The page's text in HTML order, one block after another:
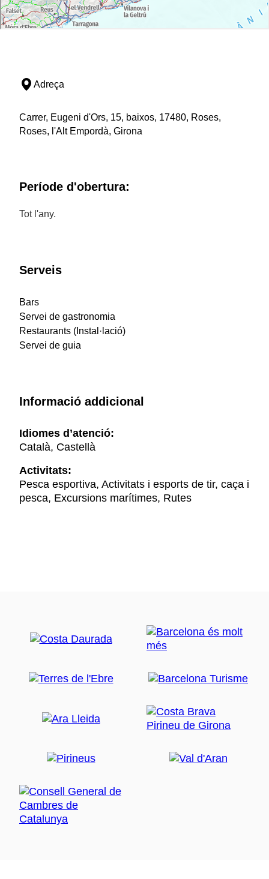
Adreça
Carrer, Eugeni d'Ors, 15, baixos, 17480, Roses,
Roses, l'Alt Empordà, Girona
Període d'obertura:
Tot l'any.
Serveis
Bars
Servei de gastronomia
Restaurants (Instal·lació)
Servei de guia
Informació addicional
Idiomes d’atenció:
Català, Castellà
Activitats:
Pesca esportiva, Activitats i esports de tir, caça i
pesca, Excursions marítimes, Rutes